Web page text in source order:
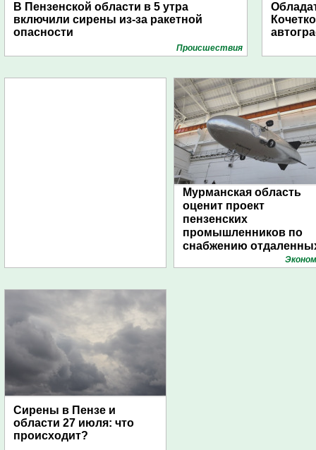
В Пензенской области в 5 утра
включили сирены из-за ракетной
опасности
Проиcшествия
Мурманская область
оценит проект
пензенских
промышленников по
снабжению
поселений с помощью
Сирены в Пензе и
области 27 июля: что
происходит?